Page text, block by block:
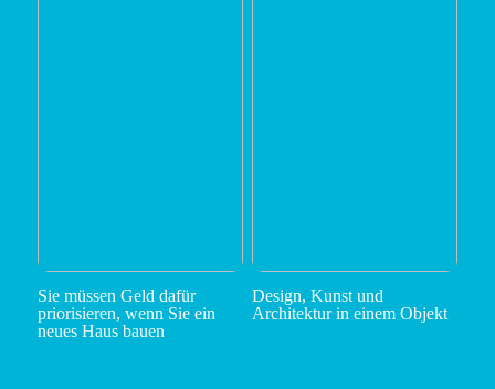
Sie müssen Geld dafür
priorisieren, wenn Sie ein
neues Haus bauen
Design, Kunst und
Architektur in einem Objekt